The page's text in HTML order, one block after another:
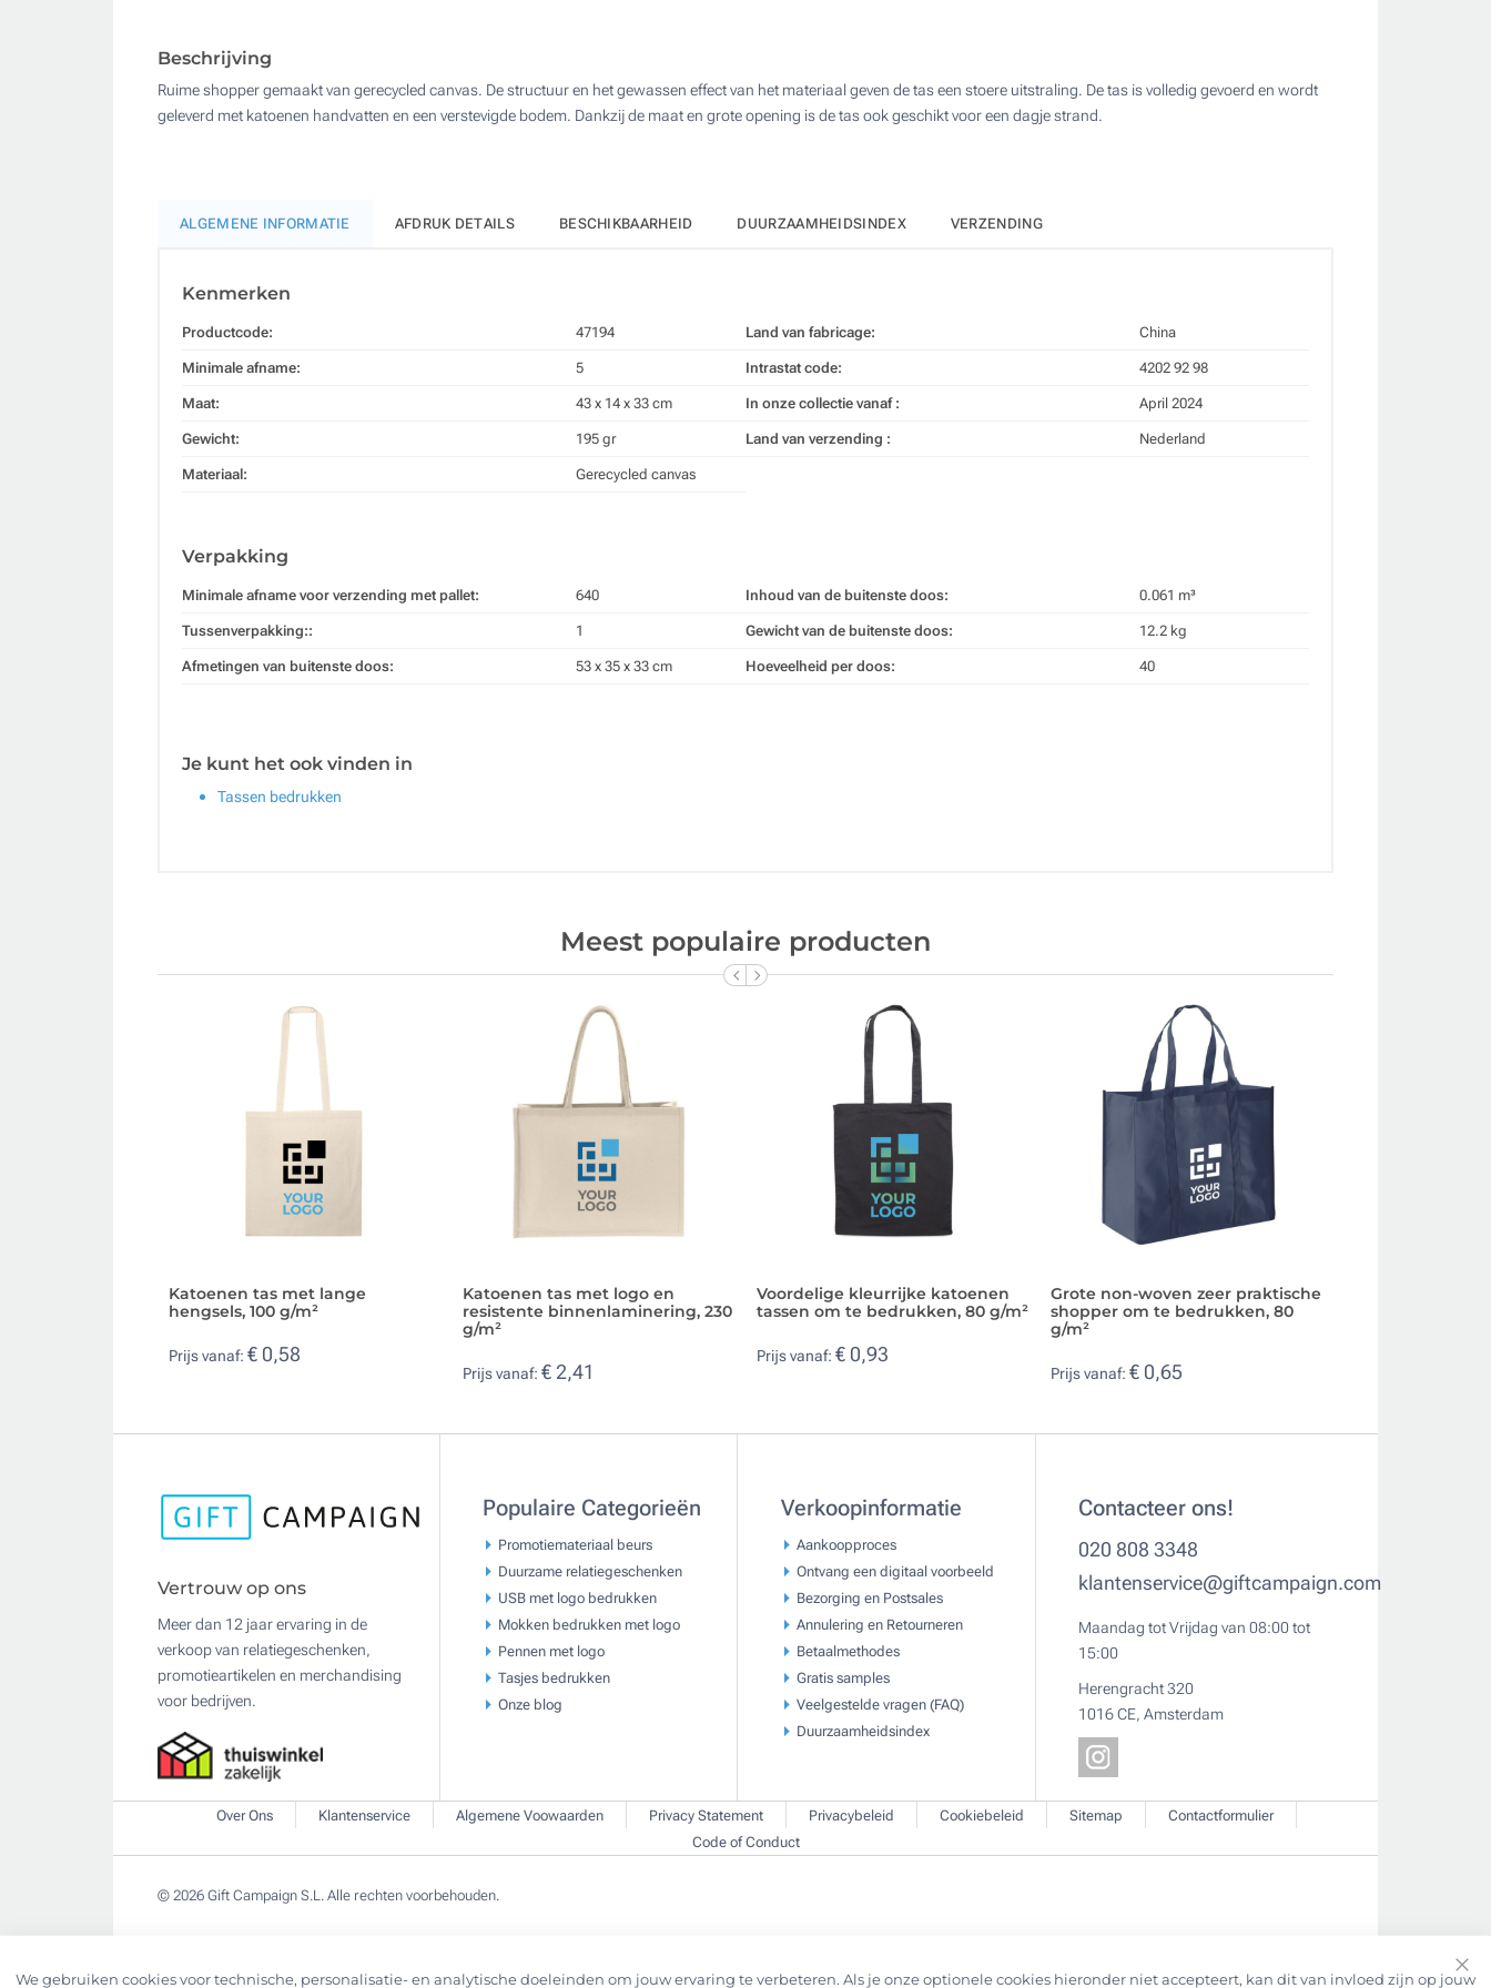
Zonder opdruk
50
Beschrijving
Ruime shopper gemaakt van gerecycled canvas. De structuur en het gewassen effect van het materiaal geven de tas een stoere uitstraling. De tas is volledig gevoerd en wordt
geleverd met katoenen handvatten en een verstevigde bodem. Dankzij de maat en grote opening is de tas ook geschikt voor een dagje strand.
ALGEMENE INFORMATIE AFDRUK DETAILS BESCHIKBAARHEID DUURZAAMHEIDSINDEX VERZENDING
Kenmerken
Productcode: 47194
Minimale afname: 5
Maat: 43 x 14 x 33 cm
Gewicht: 195 gr
Materiaal: Gerecycled canvas
Land van fabricage: China
Intrastat code: 4202 92 98
In onze collectie vanaf : April 2024
Land van verzending : Nederland
Verpakking
Minimale afname voor verzending met pallet: 640
Tussenverpakking:: 1
Afmetingen van buitenste doos: 53 x 35 x 33 cm
Inhoud van de buitenste doos: 0.061 m³
Gewicht van de buitenste doos: 12.2 kg
Hoeveelheid per doos: 40
Je kunt het ook vinden in
Tassen bedrukken
Meest populaire producten
Katoenen tas met lange
hengsels, 100 g/m²
Prijs vanaf: € 0,58
Katoenen tas met logo en
resistente binnenlaminering, 230
g/m²
Prijs vanaf: € 2,41
Voordelige kleurrijke katoenen
tassen om te bedrukken, 80 g/m²
Prijs vanaf: € 0,93
Grote non-woven zeer praktische
shopper om te bedrukken, 80
g/m²
Prijs vanaf: € 0,65
Vertrouw op ons
Meer dan 12 jaar ervaring in de
verkoop van relatiegeschenken,
promotieartikelen en merchandising
voor bedrijven.
Populaire Categorieën
Promotiemateriaal beurs
Duurzame relatiegeschenken
USB met logo bedrukken
Mokken bedrukken met logo
Pennen met logo
Tasjes bedrukken
Onze blog
Verkoopinformatie
Aankoopproces
Ontvang een digitaal voorbeeld
Bezorging en Postsales
Annulering en Retourneren
Betaalmethodes
Gratis samples
Veelgestelde vragen (FAQ)
Duurzaamheidsindex
Contacteer ons!
020 808 3348
klantenservice@giftcampaign.com
Maandag tot Vrijdag van 08:00 tot
15:00
Herengracht 320
1016 CE, Amsterdam
Over Ons Klantenservice Algemene Voowaarden Privacy Statement Privacybeleid Cookiebeleid Sitemap
Contactformulier
Code of Conduct
© 2026 Gift Campaign S.L. Alle rechten voorbehouden.
We gebruiken cookies voor technische, personalisatie- en analytische doeleinden om jouw ervaring te verbeteren. Als je onze optionele cookies hieronder niet accepteert, kan dit van invloed zijn op jouw